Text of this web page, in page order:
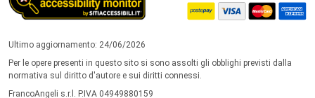
Ultimo aggiornamento: 24/06/2026
Per le opere presenti in questo sito si sono assolti gli obblighi previsti dalla
normativa sul diritto d'autore e sui diritti connessi.
FrancoAngeli s.r.l. P.IVA 04949880159